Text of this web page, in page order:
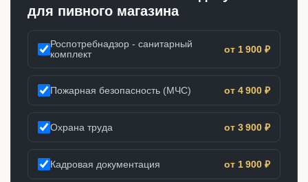
для пивного магазина
Роспотребнадзор - санитарный
комплект
от 1 900 ₽
Пожарная безопасность (МЧС) от 4 900 ₽
Охрана труда от 3 900 ₽
Кадровая документация от 1 900 ₽